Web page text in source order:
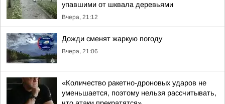
упавшими от шквала деревьями
Вчера, 21:12
Дожди сменят жаркую погоду
Вчера, 21:06
«Количество ракетно-дроновых ударов не
уменьшается, поэтому нельзя рассчитывать,